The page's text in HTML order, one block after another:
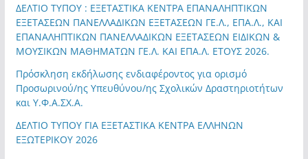
ΔΕΛΤΙΟ ΤΥΠΟΥ : ΕΞΕΤΑΣΤΙΚΑ ΚΕΝΤΡΑ ΕΠΑΝΑΛΗΠΤΙΚΩΝ
ΕΞΕΤΑΣΕΩΝ ΠΑΝΕΛΛΑΔΙΚΩΝ ΕΞΕΤΑΣΕΩΝ ΓΕ.Λ., ΕΠΑ.Λ., ΚΑΙ
ΕΠΑΝΑΛΗΠΤΙΚΩΝ ΠΑΝΕΛΛΑΔΙΚΩΝ ΕΞΕΤΑΣΕΩΝ ΕΙΔΙΚΩΝ &
ΜΟΥΣΙΚΩΝ ΜΑΘΗΜΑΤΩΝ ΓΕ.Λ. ΚΑΙ ΕΠΑ.Λ. ΕΤΟΥΣ 2026.
Πρόσκληση εκδήλωσης ενδιαφέροντος για ορισμό
Προσωρινού/ης Υπευθύνου/ης Σχολικών Δραστηριοτήτων
και Υ.Φ.Α.ΣΧ.Α.
ΔΕΛΤΙΟ ΤΥΠΟΥ ΓΙΑ ΕΞΕΤΑΣΤΙΚΑ ΚΕΝΤΡΑ ΕΛΛΗΝΩΝ
ΕΞΩΤΕΡΙΚΟΥ 2026